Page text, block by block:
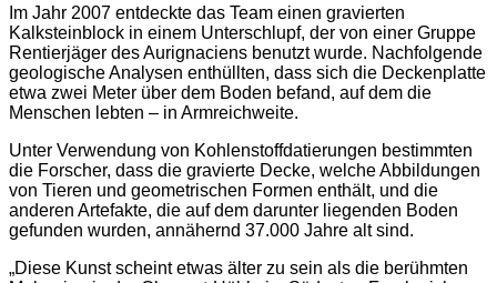
Im Jahr 2007 entdeckte das Team einen gravierten
Kalksteinblock in einem Unterschlupf, der von einer Gruppe
Rentierjäger des Aurignaciens benutzt wurde. Nachfolgende
geologische Analysen enthüllten, dass sich die Deckenplatte
etwa zwei Meter über dem Boden befand, auf dem die
Menschen lebten – in Armreichweite.
Unter Verwendung von Kohlenstoffdatierungen bestimmten
die Forscher, dass die gravierte Decke, welche Abbildungen
von Tieren und geometrischen Formen enthält, und die
anderen Artefakte, die auf dem darunter liegenden Boden
gefunden wurden, annähernd 37.000 Jahre alt sind.
„Diese Kunst scheint etwas älter zu sein als die berühmten